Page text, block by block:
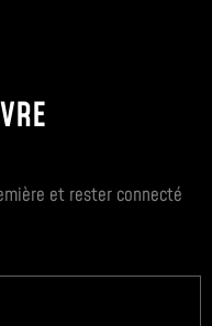
et rester connecté